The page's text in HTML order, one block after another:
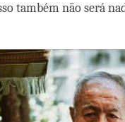
também não será